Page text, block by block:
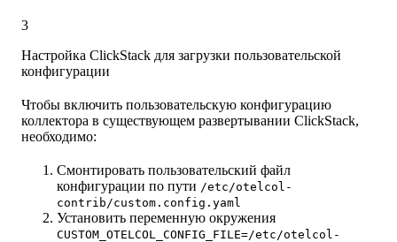
3
Настройка ClickStack для загрузки пользовательской
конфигурации
Чтобы включить пользовательскую конфигурацию
коллектора в существующем развертывании ClickStack,
необходимо:
Смонтировать пользовательский файл
конфигурации по пути /etc/otelcol-
contrib/custom.config.yaml
Установить переменную окружения
CUSTOM_OTELCOL_CONFIG_FILE=/etc/otelcol-